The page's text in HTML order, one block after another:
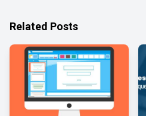
Related Posts